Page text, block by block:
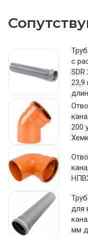
с
SDR
23,9
200
для
мм